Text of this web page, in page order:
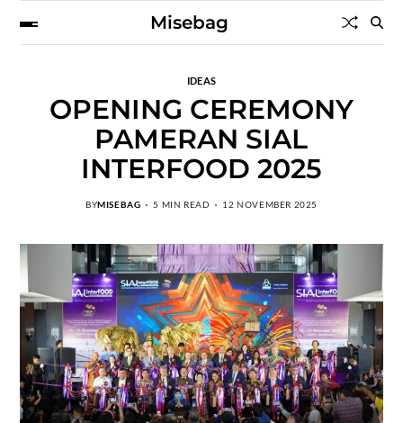
Misebag
IDEAS
OPENING CEREMONY
PAMERAN SIAL
INTERFOOD 2025
BYMISEBAG 5 MIN READ 12 NOVEMBER 2025